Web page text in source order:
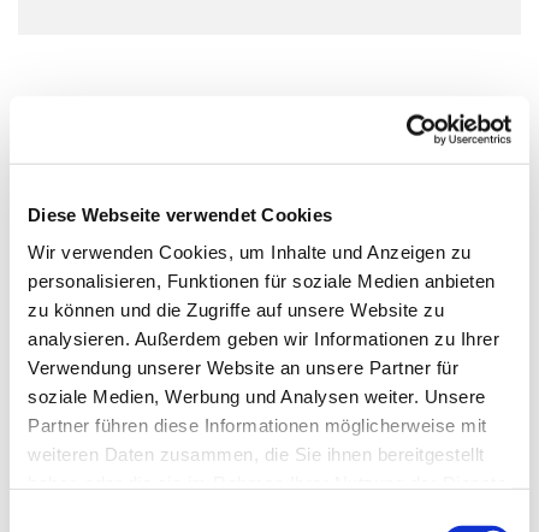
Diese Webseite verwendet Cookies
Wir verwenden Cookies, um Inhalte und Anzeigen zu
personalisieren, Funktionen für soziale Medien anbieten
zu können und die Zugriffe auf unsere Website zu
analysieren. Außerdem geben wir Informationen zu Ihrer
Verwendung unserer Website an unsere Partner für
soziale Medien, Werbung und Analysen weiter. Unsere
Partner führen diese Informationen möglicherweise mit
weiteren Daten zusammen, die Sie ihnen bereitgestellt